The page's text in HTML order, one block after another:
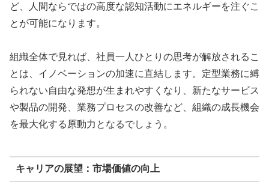
ど、人間ならではの高度な認知活動にエネルギーを注ぐこ
とが可能になります。
組織全体で見れば、社員一人ひとりの思考が解放されるこ
とは、イノベーションの加速に直結します。定型業務に縛
られない自由な発想が生まれやすくなり、新たなサービス
や製品の開発、業務プロセスの改善など、組織の成長機会
を最大化する原動力となるでしょう。
キャリアの展望：市場価値の向上